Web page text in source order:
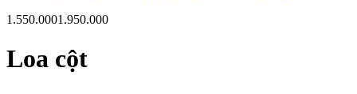
1.550.0001.950.000
Loa cột